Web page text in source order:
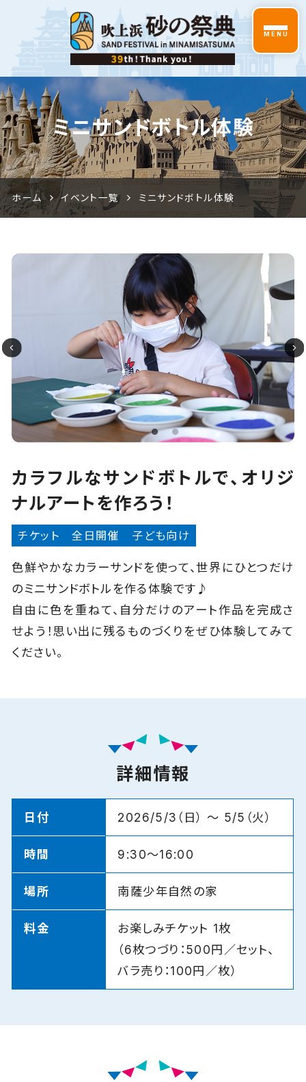
2026吹
上浜砂
の祭典
特設サ
イト
MENU
ミニサンドボトル体験
ホーム イベント一覧 ミニサンドボトル体験
カラフルなサンドボトルで、オリジ
ナルアートを作ろう！
チケット 全日開催 子ども向け
色鮮やかなカラーサンドを使って、世界にひとつだけ
のミニサンドボトルを作る体験です♪
自由に色を重ねて、自分だけのアート作品を完成さ
せよう！思い出に残るものづくりをぜひ体験してみて
ください。
詳細情報
日付 2026/5/3（日） 〜 5/5（火）
時間 9:30～16:00
場所 南薩少年自然の家
料金
お楽しみチケット 1枚
（6枚つづり：500円／セット、
バラ売り：100円／枚）